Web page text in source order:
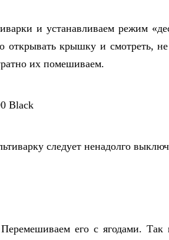
и устанавливаем режим
открывать крышку и смотреть, не
их помешиваем.
следует ненадолго
его с ягодами. Так